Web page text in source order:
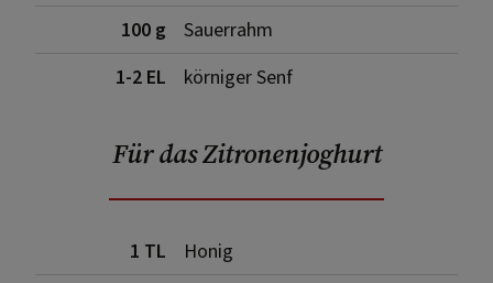
100 g
Sauerrahm
1-2 EL
körniger Senf
Für das Zitronenjoghurt
1 TL
Honig